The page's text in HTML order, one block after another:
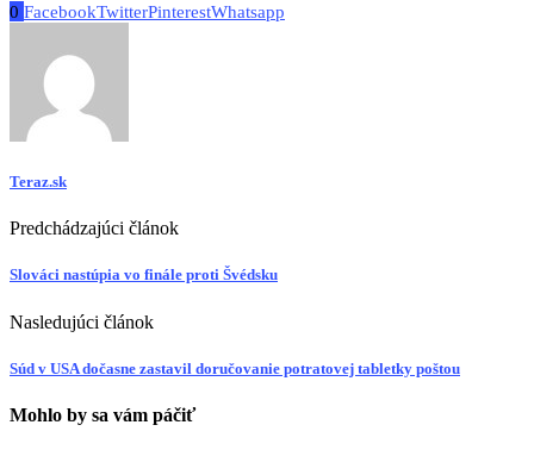
0 FacebookTwitterPinterestWhatsapp
Teraz.sk
Predchádzajúci článok
Slováci nastúpia vo finále proti Švédsku
Nasledujúci článok
Súd v USA dočasne zastavil doručovanie potratovej tabletky poštou
Mohlo by sa vám páčiť